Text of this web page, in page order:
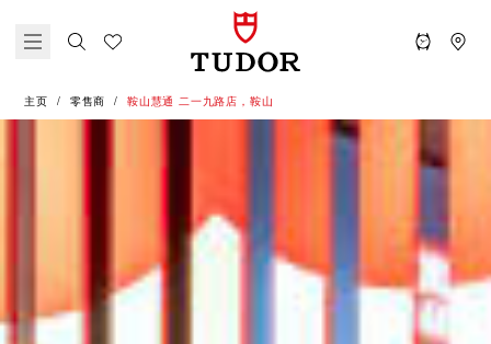
主页 零售商 ‭鞍山慧通 二一九路店，鞍山‬